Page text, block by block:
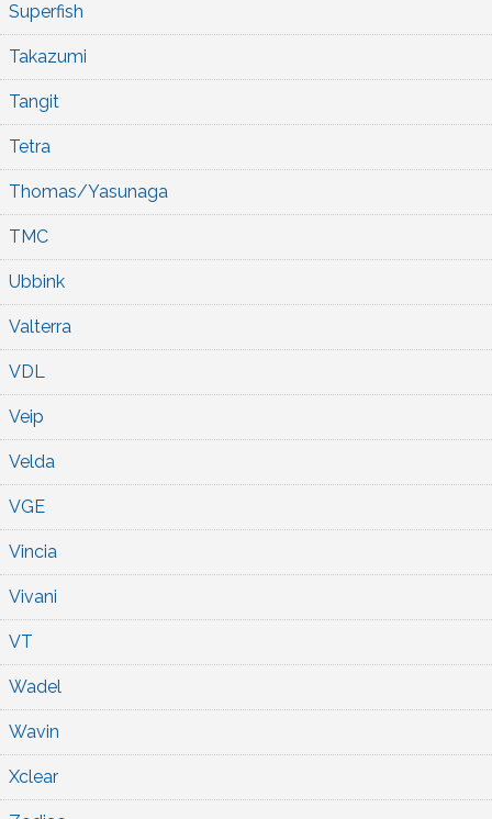
Superfish
Takazumi
Tangit
Tetra
Thomas/Yasunaga
TMC
Ubbink
Valterra
VDL
Veip
Velda
VGE
Vincia
Vivani
VT
Wadel
Wavin
Xclear